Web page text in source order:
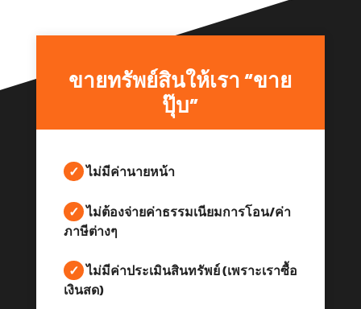
ขายทรัพย์สินให้เรา “ขาย
ปุ๊บ”
✓ ไม่มีค่านายหน้า
✓ ไม่ต้องจ่ายค่าธรรมเนียมการโอน/ค่า
ภาษีต่างๆ
✓ ไม่มีค่าประเมินสินทรัพย์ (เพราะเราซื้อ
เงินสด)